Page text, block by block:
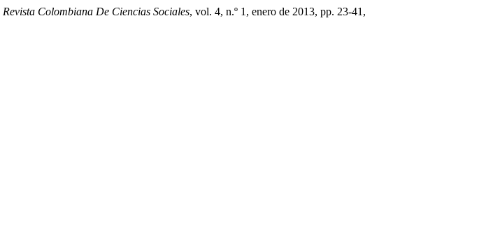
Revista Colombiana De Ciencias Sociales, vol. 4, n.º 1, enero de 2013, pp. 23-41,